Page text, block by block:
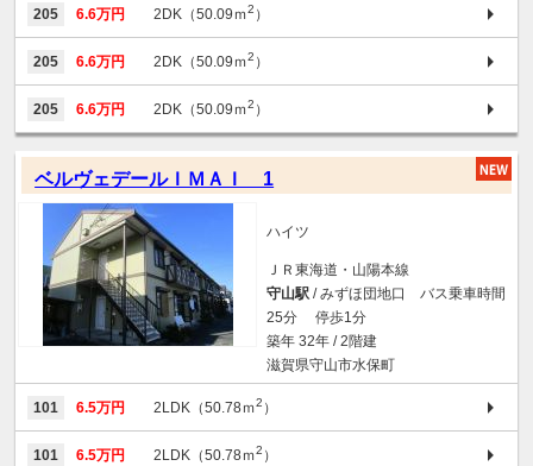
205 6.6万円 2DK（50.09ｍ2 ）
205 6.6万円 2DK（50.09ｍ2 ）
205 6.6万円 2DK（50.09ｍ2 ）
ベルヴェデールＩＭＡＩ 1
ハイツ
ＪＲ東海道・山陽本線
守山駅 / みずほ団地口 バス乗車時間
25分 停歩1分
築年 32年 / 2階建
滋賀県守山市水保町
101 6.5万円 2LDK（50.78ｍ2 ）
101 6.5万円 2LDK（50.78ｍ2 ）